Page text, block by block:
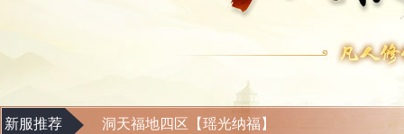
新服推荐 洞天福地四区【瑶光纳福】